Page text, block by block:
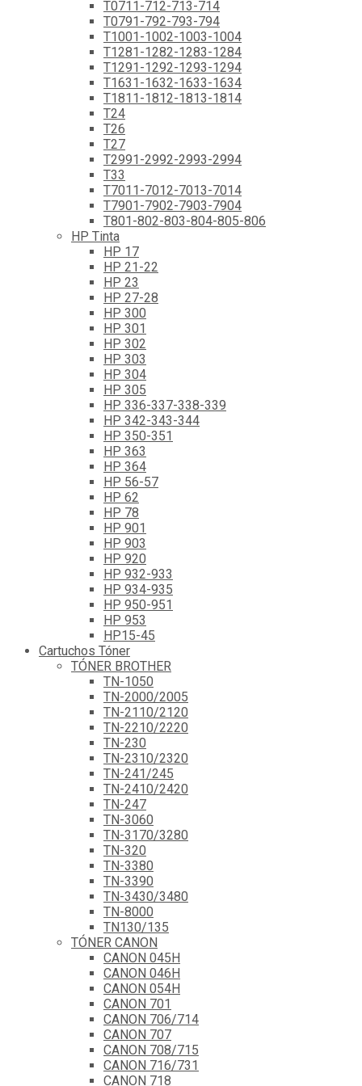
T0711-712-713-714
T0791-792-793-794
T1001-1002-1003-1004
T1281-1282-1283-1284
T1291-1292-1293-1294
T1631-1632-1633-1634
T1811-1812-1813-1814
T24
T26
T27
T2991-2992-2993-2994
T33
T7011-7012-7013-7014
T7901-7902-7903-7904
T801-802-803-804-805-806
HP Tinta
HP 17
HP 21-22
HP 23
HP 27-28
HP 300
HP 301
HP 302
HP 303
HP 304
HP 305
HP 336-337-338-339
HP 342-343-344
HP 350-351
HP 363
HP 364
HP 56-57
HP 62
HP 78
HP 901
HP 903
HP 920
HP 932-933
HP 934-935
HP 950-951
HP 953
HP15-45
Cartuchos Tóner
TÓNER BROTHER
TN-1050
TN-2000/2005
TN-2110/2120
TN-2210/2220
TN-230
TN-2310/2320
TN-241/245
TN-2410/2420
TN-247
TN-3060
TN-3170/3280
TN-320
TN-3380
TN-3390
TN-3430/3480
TN-8000
TN130/135
TÓNER CANON
CANON 045H
CANON 046H
CANON 054H
CANON 701
CANON 706/714
CANON 707
CANON 708/715
CANON 716/731
CANON 718